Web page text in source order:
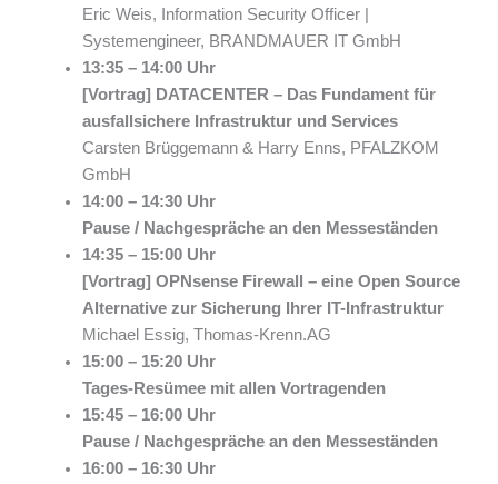
Eric Weis, Information Security Officer |
Systemengineer, BRANDMAUER IT GmbH
13:35 – 14:00 Uhr
[Vortrag] DATACENTER – Das Fundament für
ausfallsichere Infrastruktur und Services
Carsten Brüggemann & Harry Enns, PFALZKOM
GmbH
14:00 – 14:30 Uhr
Pause / Nachgespräche an den Messeständen
14:35 – 15:00 Uhr
[Vortrag] OPNsense Firewall – eine Open Source
Alternative zur Sicherung Ihrer IT-Infrastruktur
Michael Essig, Thomas-Krenn.AG
15:00 – 15:20 Uhr
Tages-Resümee mit allen Vortragenden
15:45 – 16:00 Uhr
Pause / Nachgespräche an den Messeständen
16:00 – 16:30 Uhr